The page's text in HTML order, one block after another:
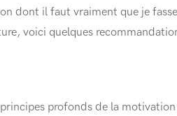
dont il faut vraiment que je
voici quelques
profonds de la